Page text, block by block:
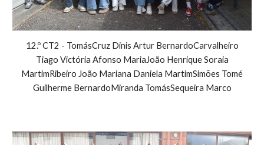
12.º CT2 - TomásCruz Dinis Artur BernardoCarvalheiro
Tiago Victória Afonso MariaJoão Henrique Soraia
MartimRibeiro João Mariana Daniela MartimSimões Tomé
Guilherme BernardoMiranda TomásSequeira Marco